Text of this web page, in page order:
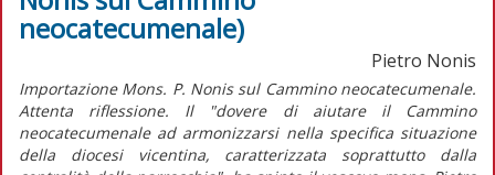
neocatecumenale)
Pietro Nonis
Importazione Mons. P. Nonis sul Cammino neocatecumenale.
Attenta riflessione. Il "dovere di aiutare il Cammino
neocatecumenale ad armonizzarsi nella specifica situazione
della diocesi vicentina, caratterizzata soprattutto dalla